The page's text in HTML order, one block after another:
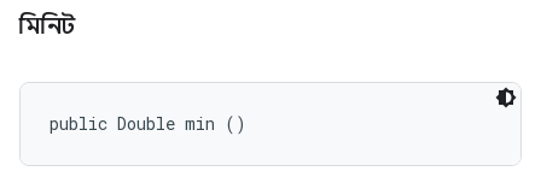
মিনিট
public Double min ()